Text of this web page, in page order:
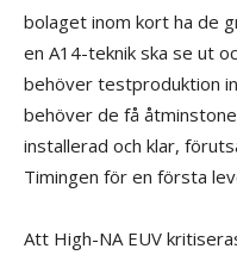
bolaget inom kort ha de
en A14-teknik ska se ut
behöver testproduktion
behöver de få
installerad och klar,
Timingen för en första
Att High-NA EUV